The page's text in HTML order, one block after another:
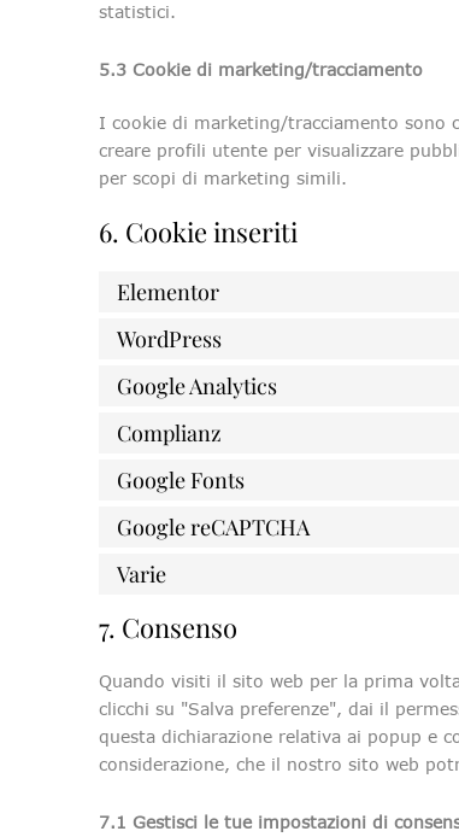
statistici.
5.3 Cookie di marketing/tracciamento
I cookie di marketing/tracciamento sono
creare profili utente per visualizzare
per scopi di marketing simili.
6. Cookie inseriti
Elementor
WordPress
Google Analytics
Complianz
Google Fonts
Google reCAPTCHA
Varie
7. Consenso
Quando visiti il sito web per la prima
clicchi su "Salva preferenze", dai il
questa dichiarazione relativa ai popup e
considerazione, che il nostro sito web
7.1 Gestisci le tue impostazioni di